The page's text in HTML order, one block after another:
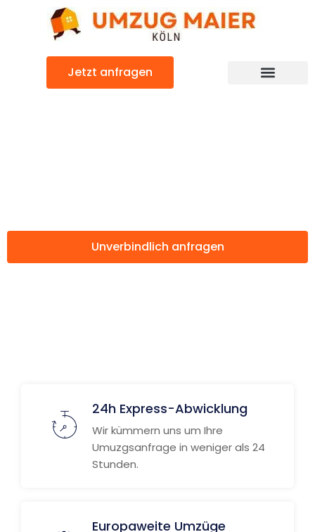
Jetzt anfragen
Unverbindlich anfragen
24h Express-Abwicklung
Wir kümmern uns um Ihre
Umuzgsanfrage in weniger als 24
Stunden.
Europaweite Umzüge